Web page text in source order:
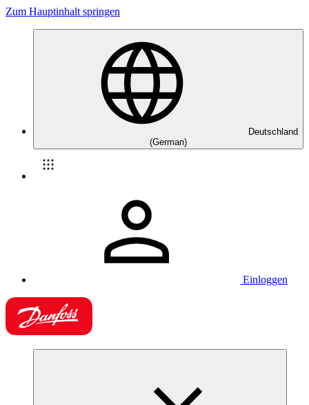
Zum Hauptinhalt springen
Deutschland
(German)
Einloggen